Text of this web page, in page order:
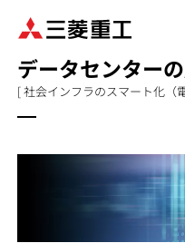
データセンター
[ 社会インフラのスマート化（